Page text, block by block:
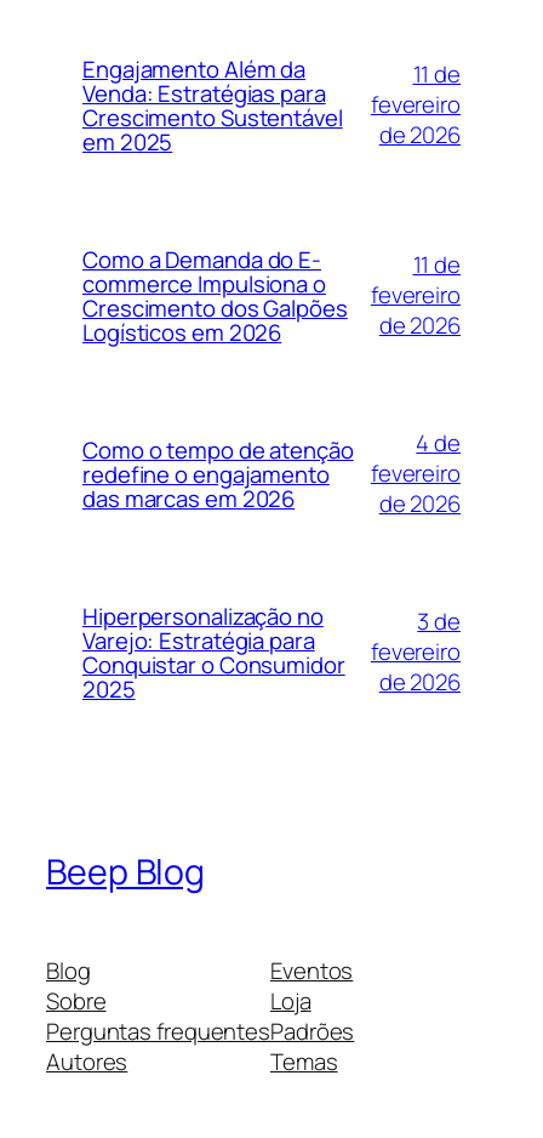
Engajamento Além da
Venda: Estratégias para
Crescimento Sustentável
em 2025
11 de
fevereiro
de 2026
Como a Demanda do E-
commerce Impulsiona o
Crescimento dos Galpões
Logísticos em 2026
11 de
fevereiro
de 2026
Como o tempo de atenção
redefine o engajamento
das marcas em 2026
4 de
fevereiro
de 2026
Hiperpersonalização no
Varejo: Estratégia para
Conquistar o Consumidor
2025
3 de
fevereiro
de 2026
Beep Blog
Blog
Sobre
Perguntas frequentes
Autores
Eventos
Loja
Padrões
Temas